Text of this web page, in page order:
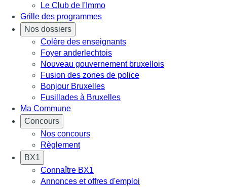
Le Club de l'Immo
Grille des programmes
Nos dossiers
Colère des enseignants
Foyer anderlechtois
Nouveau gouvernement bruxellois
Fusion des zones de police
Bonjour Bruxelles
Fusillades à Bruxelles
Ma Commune
Concours
Nos concours
Règlement
BX1
Connaître BX1
Annonces et offres d'emploi